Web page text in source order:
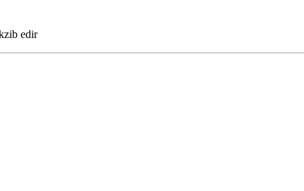
edir